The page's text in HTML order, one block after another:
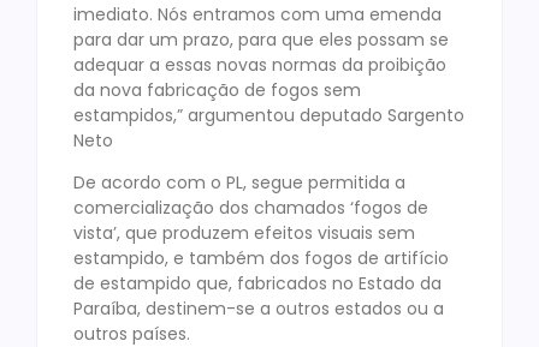
imediato. Nós entramos com uma emenda
para dar um prazo, para que eles possam se
adequar a essas novas normas da proibição
da nova fabricação de fogos sem
estampidos,” argumentou deputado Sargento
Neto
De acordo com o PL, segue permitida a
comercialização dos chamados ‘fogos de
vista’, que produzem efeitos visuais sem
estampido, e também dos fogos de artifício
de estampido que, fabricados no Estado da
Paraíba, destinem-se a outros estados ou a
outros países.